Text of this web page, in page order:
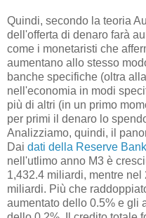
Quindi, secondo la teoria
dell'offerta di denaro farà
come i monetaristi che
aumentano allo stesso
banche specifiche (oltra
nell'economia in modi
più di altri (in un primo
per primi il denaro lo
Analizziamo, quindi, il
Dai dati della Reserve
nell'utlimo anno M3 è
1,432.4 miliardi, mentre
miliardi. Più che
aumentato dello 0.5% e gli